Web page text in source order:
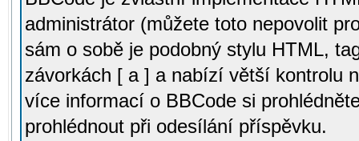
administrátor (můžete toto nepovolit
sám o sobě je podobný stylu HTML,
závorkách [ a ] a nabízí větší kontrolu
více informací o BBCode si
prohlédnout při odesílání příspěvku.